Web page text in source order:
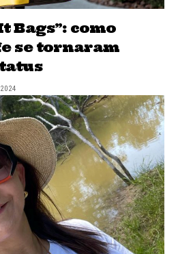
Bags”: como
se tornaram